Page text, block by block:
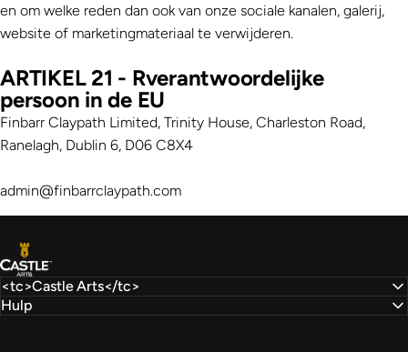
en om welke reden dan ook van onze sociale kanalen, galerij,
website of marketingmateriaal te verwijderen.
ARTIKEL 21 - Rverantwoordelijke
persoon in de EU
Finbarr Claypath Limited, Trinity House, Charleston Road,
Ranelagh, Dublin 6, D06 C8X4
admin@finbarrclaypath.com
Castle Arts
<tc>Castle Arts</tc>
Hulp